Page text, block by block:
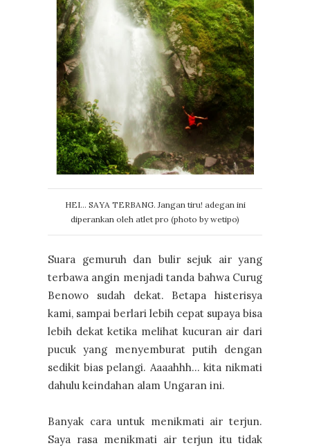
HEI... SAYA TERBANG. Jangan tiru! adegan ini
diperankan oleh atlet pro (photo by wetipo)
Suara gemuruh dan bulir sejuk air yang
terbawa angin menjadi tanda bahwa Curug
Benowo sudah dekat. Betapa histerisya
kami, sampai berlari lebih cepat supaya bisa
lebih dekat ketika melihat kucuran air dari
pucuk yang menyemburat putih dengan
sedikit bias pelangi. Aaaahhh... kita nikmati
dahulu keindahan alam Ungaran ini.
Banyak cara untuk menikmati air terjun.
Saya rasa menikmati air terjun itu tidak